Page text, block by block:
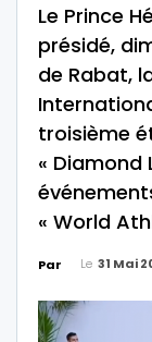
Le Prince
présidé,
de Rabat,
troisième
« Diamond
« World
Par Le 31 Mai